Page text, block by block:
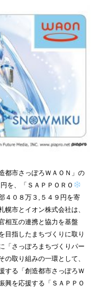
都市さっぽろＷＡＯＮ」の
を、「ＳＡＰＰＯＲＯ
４０８万３
５４９円を寄
市とイオン株式会社は、
相互の連携と協力を基盤
目指したまちづくりに取り
「さっぽろまちづくりパー
の取り組みの一環として、
する「創造都市さっぽろＷ
興を応援する「ＳＡＰＰＯ